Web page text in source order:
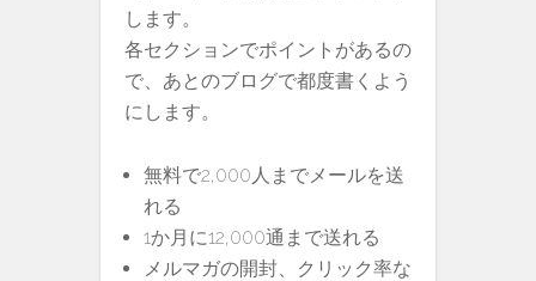
します。
各セクションでポイントがあるの
で、あとのブログで都度書くよう
にします。
無料で2,000人までメールを送
れる
1か月に12,000通まで送れる
メルマガの開封、クリック率な